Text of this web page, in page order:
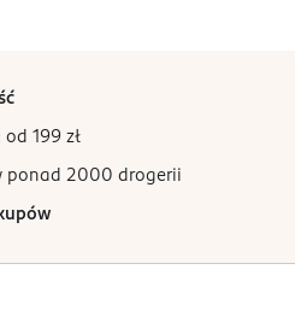
od 199 zł
ponad 2000 drogerii